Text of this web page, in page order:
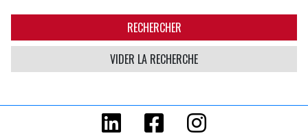
RECHERCHER
VIDER LA RECHERCHE